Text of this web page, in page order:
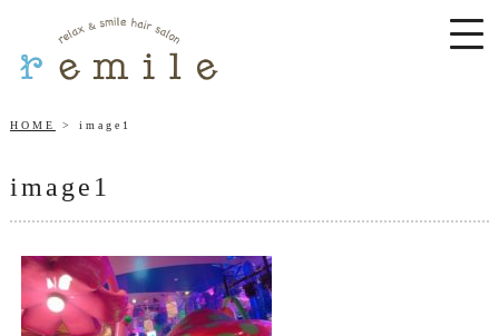
HOME image1
image1